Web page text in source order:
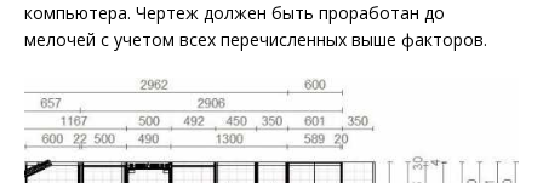
компьютера. Чертеж должен быть проработан до
мелочей с учетом всех перечисленных выше факторов.